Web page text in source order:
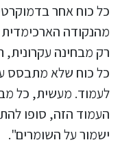
כל כוח אחר
מהנקודה
רק מבחינה
כל כוח שלא מתבסס
לעמוד. מעשית, כל
העמוד הזה, סופו
ישמור על השומרים".